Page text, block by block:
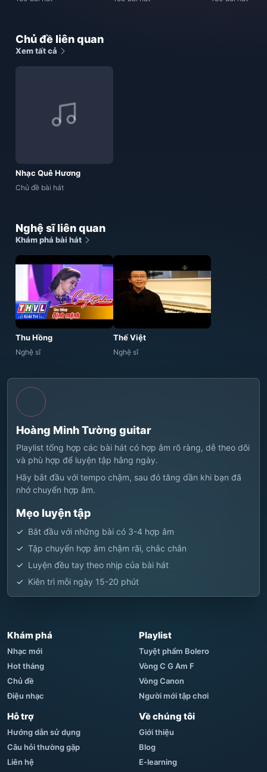
Chủ đề liên quan
Xem tất cả
Nhạc Quê Hương
Chủ đề bài hát
Nghệ sĩ liên quan
Khám phá bài hát
Thu Hồng
Nghệ sĩ
Thế Việt
Nghệ sĩ
Hoàng Minh Tường guitar
Playlist tổng hợp các bài hát có hợp âm rõ ràng, dễ theo dõi
và phù hợp để luyện tập hằng ngày.
Hãy bắt đầu với tempo chậm, sau đó tăng dần khi bạn đã
nhớ chuyển hợp âm.
Mẹo luyện tập
Bắt đầu với những bài có 3-4 hợp âm
Tập chuyển hợp âm chậm rãi, chắc chắn
Luyện đều tay theo nhịp của bài hát
Kiên trì mỗi ngày 15-20 phút
Khám phá
Nhạc mới
Hot tháng
Chủ đề
Điệu nhạc
Playlist
Tuyệt phẩm Bolero
Vòng C G Am F
Vòng Canon
Người mới tập chơi
Hỗ trợ
Hướng dẫn sử dụng
Câu hỏi thường gặp
Liên hệ
Về chúng tôi
Giới thiệu
Blog
E-learning